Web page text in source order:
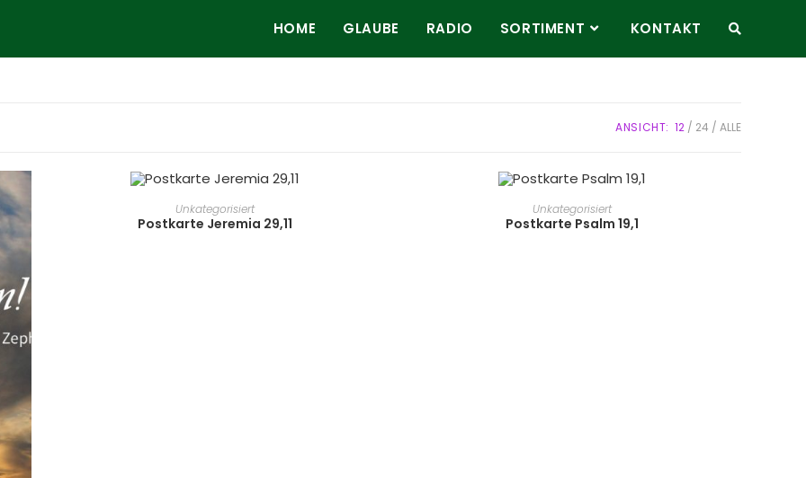
HOME GLAUBE RADIO SORTIMENT KONTAKT
ANSICHT: 12 24 ALLE
WEITERLESEN
Unkategorisiert
Postkarte Jeremia 29,11
WEITERLESEN
Unkategorisiert
Postkarte Psalm 19,1